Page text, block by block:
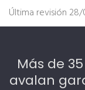
Última revisión
Más de
avalan